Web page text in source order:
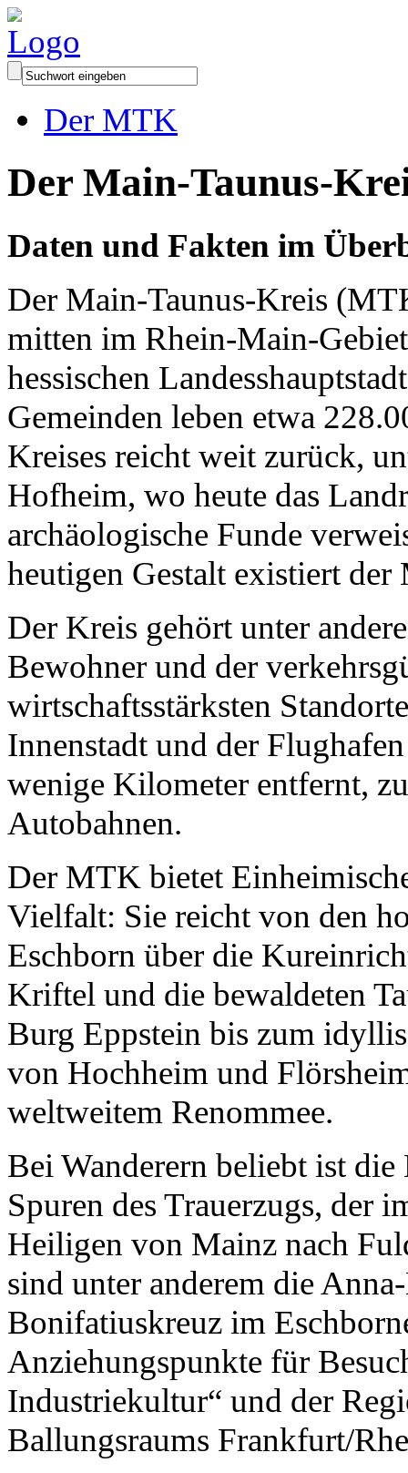
Der MTK
Der Main-Taunus-
Daten und Fakten im
Der Main-Taunus-Kreis
mitten im Rhein-Main-
hessischen
Gemeinden leben etwa
Kreises reicht weit zurück,
Hofheim, wo heute das
archäologische Funde
heutigen Gestalt existiert
Der Kreis gehört unter
Bewohner und der
wirtschaftsstärksten
Innenstadt und der
wenige Kilometer entfernt,
Autobahnen.
Der MTK bietet
Vielfalt: Sie reicht von den
Eschborn über die
Kriftel und die bewaldeten
Burg Eppstein bis zum
von Hochheim und
weltweitem Renommee.
Bei Wanderern beliebt ist
Spuren des Trauerzugs, der
Heiligen von Mainz nach
sind unter anderem die
Bonifatiuskreuz im
Anziehungspunkte für
Industriekultur“ und der
Ballungsraums Frankfurt/